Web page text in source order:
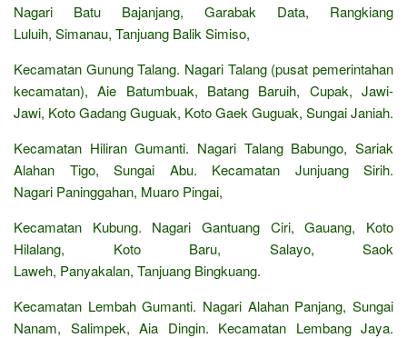
Nagari Batu Bajanjang, Garabak Data, Rangkiang
Luluih, Simanau, Tanjuang Balik Simiso,
Kecamatan Gunung Talang. Nagari Talang (pusat pemerintahan
kecamatan), Aie Batumbuak, Batang Baruih, Cupak, Jawi-
Jawi, Koto Gadang Guguak, Koto Gaek Guguak, Sungai Janiah.
Kecamatan Hiliran Gumanti. Nagari Talang Babungo, Sariak
Alahan Tigo, Sungai Abu. Kecamatan Junjuang Sirih.
Nagari Paninggahan, Muaro Pingai,
Kecamatan Kubung. Nagari Gantuang Ciri, Gauang, Koto
Hilalang, Koto Baru, Salayo, Saok
Laweh, Panyakalan, Tanjuang Bingkuang.
Kecamatan Lembah Gumanti. Nagari Alahan Panjang, Sungai
Nanam, Salimpek, Aia Dingin. Kecamatan Lembang Jaya.